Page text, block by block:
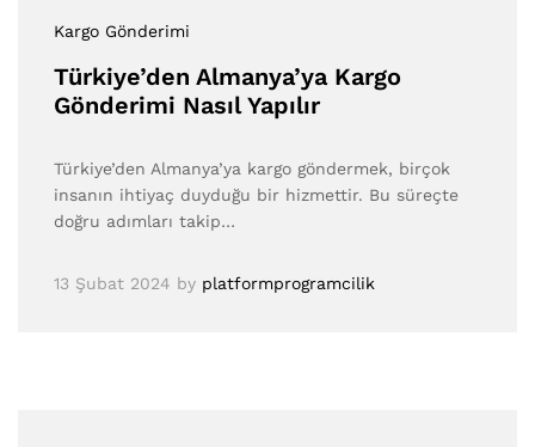
Kargo Gönderimi
Türkiye’den Almanya’ya Kargo
Gönderimi Nasıl Yapılır
Türkiye’den Almanya’ya kargo göndermek, birçok
insanın ihtiyaç duyduğu bir hizmettir. Bu süreçte
doğru adımları takip…
13 Şubat 2024 by platformprogramcilik